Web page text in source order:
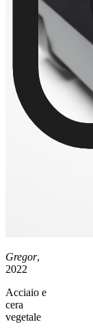
Gregor,
2022
Acciaio e
cera
vegetale